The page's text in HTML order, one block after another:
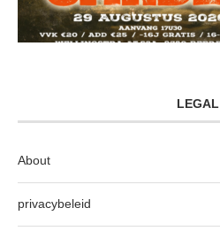
LEGAL
About
privacybeleid